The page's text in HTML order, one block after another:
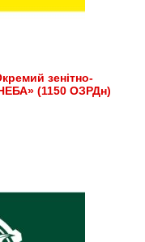
зенітно-
(1150 ОЗРДн)